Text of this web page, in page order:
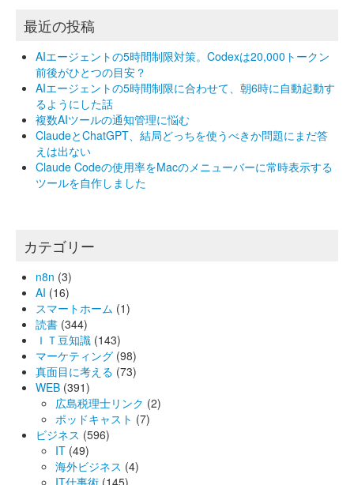
最近の投稿
AIエージェントの5時間制限対策。Codexは20,000トークン
前後がひとつの目安？
AIエージェントの5時間制限に合わせて、朝6時に自動起動す
るようにした話
複数AIツールの通知管理に悩む
ClaudeとChatGPT、結局どっちを使うべきか問題にまだ答
えは出ない
Claude Codeの使用率をMacのメニューバーに常時表示する
ツールを自作しました
カテゴリー
n8n (3)
AI (16)
スマートホーム (1)
読書 (344)
ＩＴ豆知識 (143)
マーケティング (98)
真面目に考える (73)
WEB (391)
広島税理士リンク (2)
ポッドキャスト (7)
ビジネス (596)
IT (49)
海外ビジネス (4)
IT仕事術 (145)